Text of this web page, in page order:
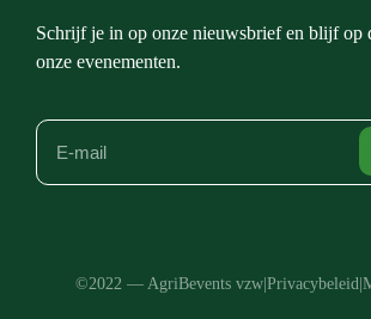
Schrijf je in op onze nieuwsbrief en blijf op
onze evenementen.
©2022 — AgriBevents vzw| Privacybeleid